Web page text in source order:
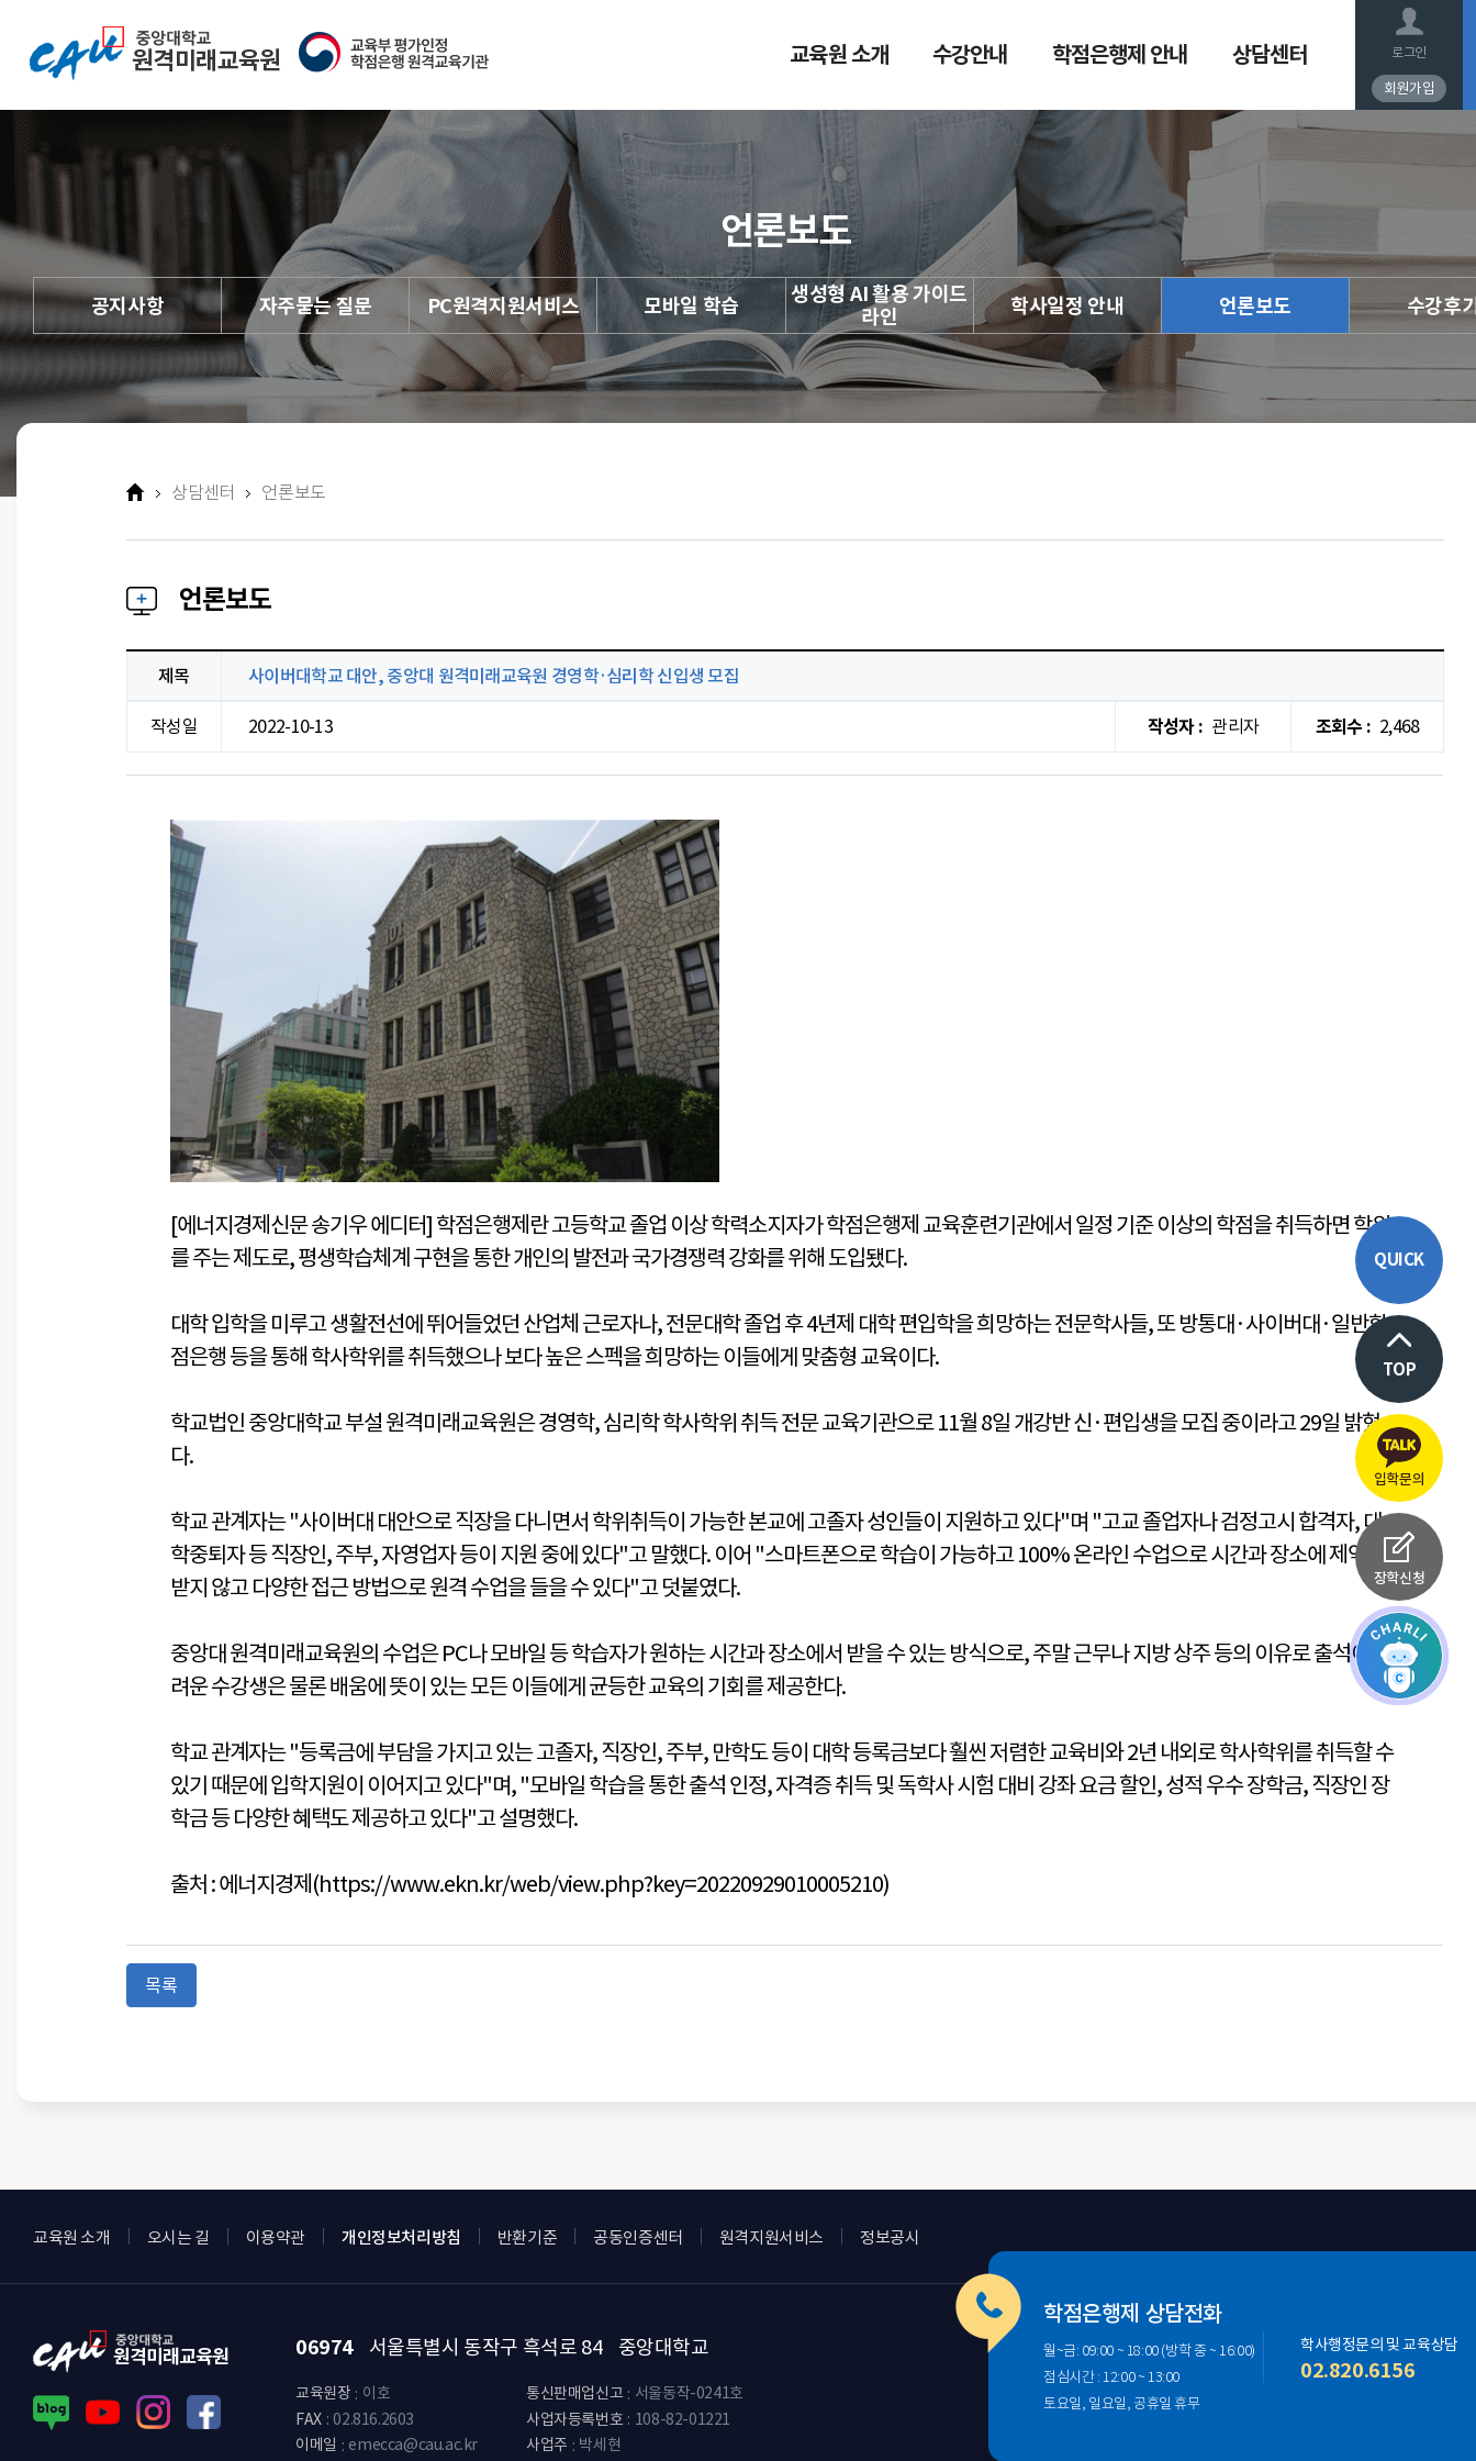
QUICK
중앙대학교 원격미래교육원 교육부평가인증 학점은행 원격교육기관 교육원 소개 수강안내 학점은행제 안내 상담센터 로그인
회원가입
언론보도
공지사항 자주묻는 질문 PC원격지원서비스 모바일 학습
생성형 AI 활용 가이드
라인
학사일정 안내 언론보도 수강후
상담센터 언론보도
언론보도
언론보도 상세 내용 표
제목 사이버대학교 대안, 중앙대 원격미래교육원 경영학·심리학 신입생 모집
작성일 2022-10-13 작성자 : 관리자 조회수 : 2,468
[에너지경제신문 송기우 에디터] 학점은행제란 고등학교 졸업 이상 학력소지자가 학점은행제 교육훈련기관에서 일정 기준 이상의 학점을 취득하면 학위
를 주는 제도로, 평생학습체계 구현을 통한 개인의 발전과 국가경쟁력 강화를 위해 도입됐다.
대학 입학을 미루고 생활전선에 뛰어들었던 산업체 근로자나, 전문대학 졸업 후 4년제 대학 편입학을 희망하는 전문학사들, 또 방통대·사이버대·일반학
점은행 등을 통해 학사학위를 취득했으나 보다 높은 스펙을 희망하는 이들에게 맞춤형 교육이다.
학교법인 중앙대학교 부설 원격미래교육원은 경영학, 심리학 학사학위 취득 전문 교육기관으로 11월 8일 개강반 신·편입생을 모집 중이라고 29일 밝혔
다.
학교 관계자는 "사이버대 대안으로 직장을 다니면서 학위취득이 가능한 본교에 고졸자 성인들이 지원하고 있다"며 "고교 졸업자나 검정고시 합격자, 대
학중퇴자 등 직장인, 주부, 자영업자 등이 지원 중에 있다"고 말했다. 이어 "스마트폰으로 학습이 가능하고 100% 온라인 수업으로 시간과 장소에 제약을
받지 않고 다양한 접근 방법으로 원격 수업을 들을 수 있다"고 덧붙였다.
중앙대 원격미래교육원의 수업은 PC나 모바일 등 학습자가 원하는 시간과 장소에서 받을 수 있는 방식으로, 주말 근무나 지방 상주 등의 이유로 출석이 어
려운 수강생은 물론 배움에 뜻이 있는 모든 이들에게 균등한 교육의 기회를 제공한다.
학교 관계자는 "등록금에 부담을 가지고 있는 고졸자, 직장인, 주부, 만학도 등이 대학 등록금보다 훨씬 저렴한 교육비와 2년 내외로 학사학위를 취득할 수
있기 때문에 입학지원이 이어지고 있다"며, "모바일 학습을 통한 출석 인정, 자격증 취득 및 독학사 시험 대비 강좌 요금 할인, 성적 우수 장학금, 직장인 장
학금 등 다양한 혜택도 제공하고 있다"고 설명했다.
출처 : 에너지경제(https://www.ekn.kr/web/view.php?key=20220929010005210)
목록
TOP
입학문의
장학신청
교육원 소개 오시는 길 이용약관 개인정보처리방침 반환기준 공동인증센터 원격지원서비스 정보공시
중앙대학교 원격미래교육원 로고 06974 서울특별시 동작구 흑석로 84 중앙대학교
교육원장 이호 통신판매업신고
서울동작-0241호
FAX 02.816.2603 사업자등록번호
108-82-01221
이메일
emecca@cau.ac.kr 사업주 박세현
학점은행제 상담전화
월~금: 09:00 ~ 18:00 (방학 중 ~ 16:00)
점심시간 : 12:00 ~ 13:00
토요일, 일요일, 공휴일 휴무
학사행정문의 및 교육상담
02.820.6156